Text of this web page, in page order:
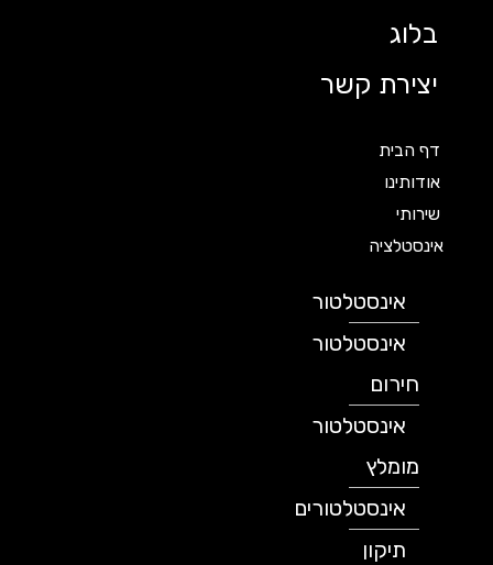
בלוג
יצירת קשר
דף הבית
אודותינו
שירותי
אינסטלציה
אינסטלטור
אינסטלטור
חירום
אינסטלטור
מומלץ
אינסטלטורים
תיקון